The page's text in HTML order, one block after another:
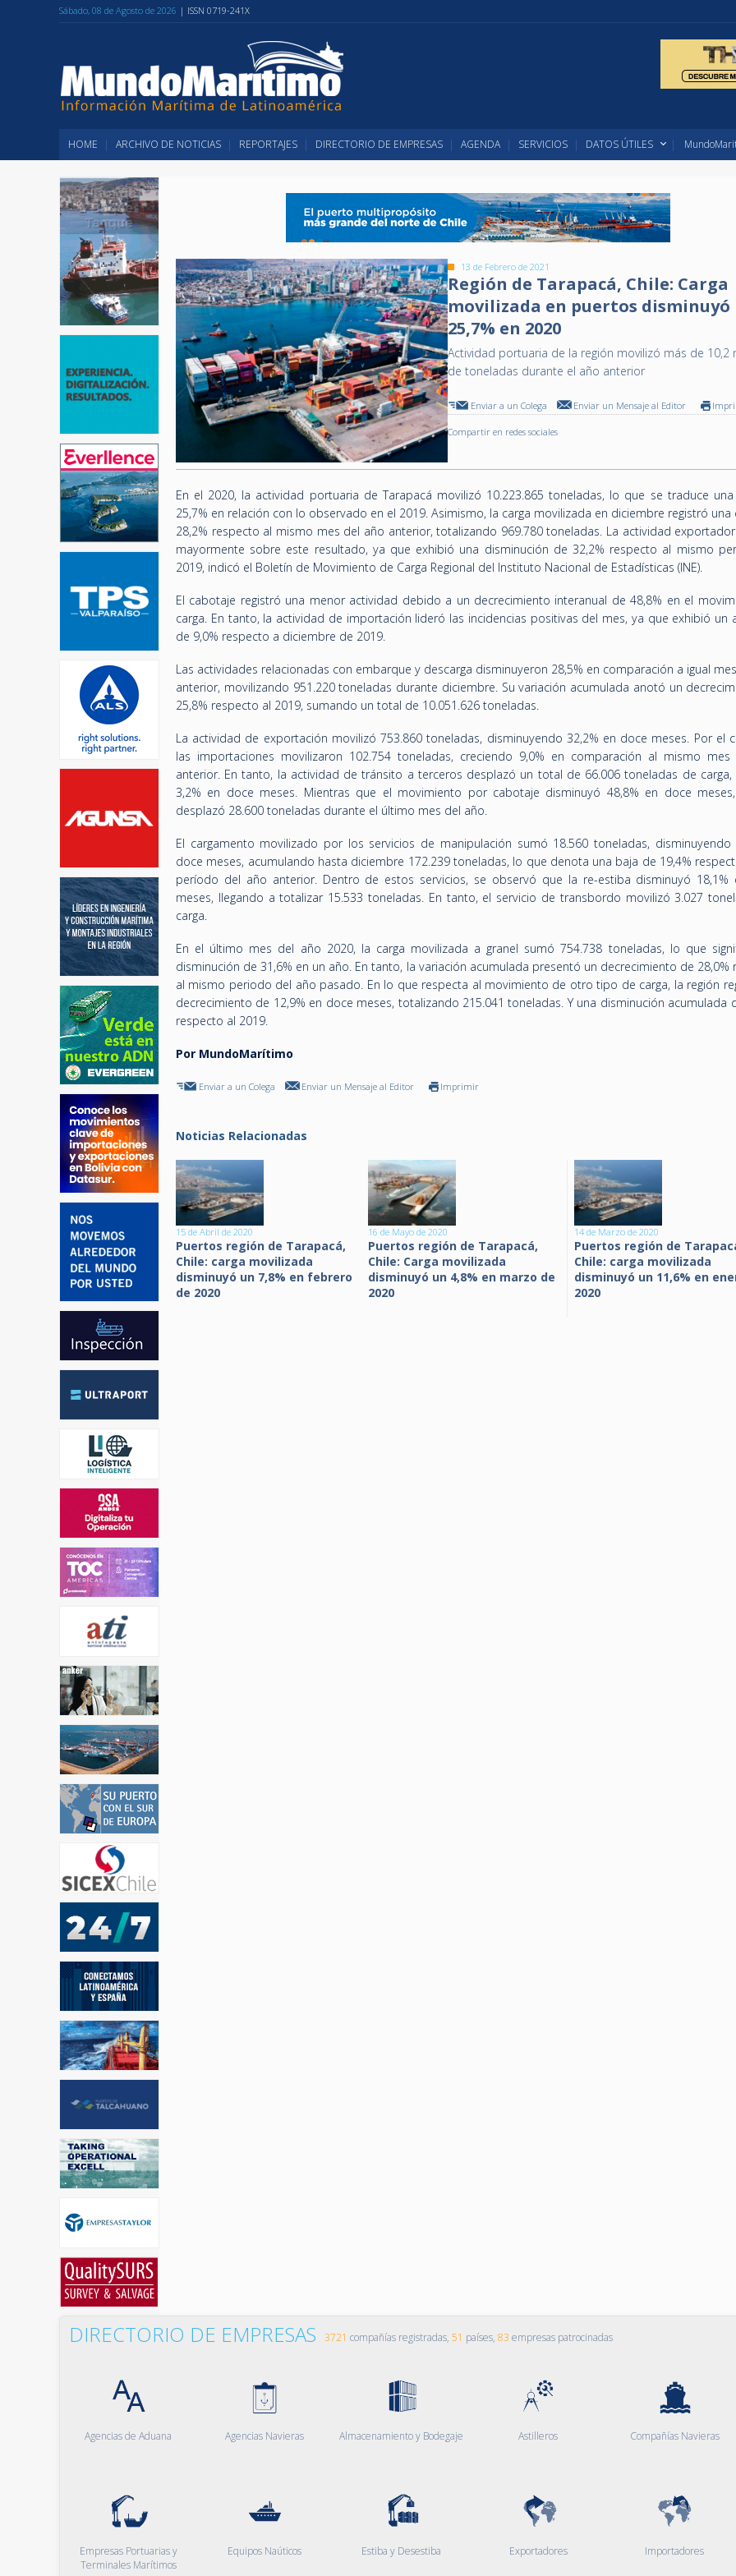
Sábado, 08 de Agosto de 2026 | ISSN 0719-241X
HOME ARCHIVO DE NOTICIAS REPORTAJES DIRECTORIO DE EMPRESAS AGENDA SERVICIOS DATOS ÚTILES
13 de Febrero de 2021
Región de Tarapacá, Chile: Carga
movilizada en puertos disminuyó
25,7% en 2020
Actividad portuaria de la región movilizó más de 10,2
de toneladas durante el año anterior
Enviar a un Colega Enviar un Mensaje al Editor
Compartir en redes sociales
En el 2020, la actividad portuaria de Tarapacá movilizó 10.223.865 toneladas, lo que se traduce
25,7% en relación con lo observado en el 2019. Asimismo, la carga movilizada en diciembre registró una
28,2% respecto al mismo mes del año anterior, totalizando 969.780 toneladas. La actividad
mayormente sobre este resultado, ya que exhibió una disminución de 32,2% respecto al mismo
2019, indicó el Boletín de Movimiento de Carga Regional del Instituto Nacional de Estadísticas (INE).
El cabotaje registró una menor actividad debido a un decrecimiento interanual de 48,8% en el
carga. En tanto, la actividad de importación lideró las incidencias positivas del mes, ya que exhibió un
de 9,0% respecto a diciembre de 2019.
Las actividades relacionadas con embarque y descarga disminuyeron 28,5% en comparación a igual
anterior, movilizando 951.220 toneladas durante diciembre. Su variación acumulada anotó un
25,8% respecto al 2019, sumando un total de 10.051.626 toneladas.
La actividad de exportación movilizó 753.860 toneladas, disminuyendo 32,2% en doce meses. Por el
las importaciones movilizaron 102.754 toneladas, creciendo 9,0% en comparación al mismo
anterior. En tanto, la actividad de tránsito a terceros desplazó un total de 66.006 toneladas de carga,
3,2% en doce meses. Mientras que el movimiento por cabotaje disminuyó 48,8% en doce
desplazó 28.600 toneladas durante el último mes del año.
El cargamento movilizado por los servicios de manipulación sumó 18.560 toneladas, disminuyendo
doce meses, acumulando hasta diciembre 172.239 toneladas, lo que denota una baja de 19,4%
período del año anterior. Dentro de estos servicios, se observó que la re-estiba disminuyó 18,1%
meses, llegando a totalizar 15.533 toneladas. En tanto, el servicio de transbordo movilizó 3.027
carga.
En el último mes del año 2020, la carga movilizada a granel sumó 754.738 toneladas, lo que
disminución de 31,6% en un año. En tanto, la variación acumulada presentó un decrecimiento de 28,0%
al mismo periodo del año pasado. En lo que respecta al movimiento de otro tipo de carga, la región
decrecimiento de 12,9% en doce meses, totalizando 215.041 toneladas. Y una disminución acumulada
respecto al 2019.
Por MundoMarítimo
Enviar a un Colega Enviar un Mensaje al Editor Imprimir
Noticias Relacionadas
15 de Abril de 2020
Puertos región de Tarapacá,
Chile: carga movilizada
disminuyó un 7,8% en febrero
de 2020
16 de Mayo de 2020
Puertos región de Tarapacá,
Chile: Carga movilizada
disminuyó un 4,8% en marzo de
2020
14 de Marzo de 2020
Puertos región de
Chile: carga movilizada
disminuyó un 11,6% en
2020
DIRECTORIO DE EMPRESAS 3721 compañías registradas, 51 países, 83 empresas patrocinadas
Agencias de Aduana Agencias Navieras Almacenamiento y Bodegaje Astilleros Compañías Navieras
Empresas Portuarias y
Terminales Marítimos
Equipos Naúticos Estiba y Desestiba Exportadores Importadores